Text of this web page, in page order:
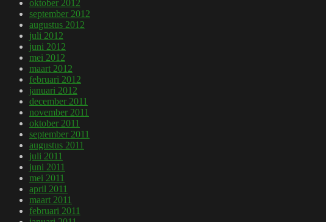
oktober 2012
september 2012
augustus 2012
juli 2012
juni 2012
mei 2012
maart 2012
februari 2012
januari 2012
december 2011
november 2011
oktober 2011
september 2011
augustus 2011
juli 2011
juni 2011
mei 2011
april 2011
maart 2011
februari 2011